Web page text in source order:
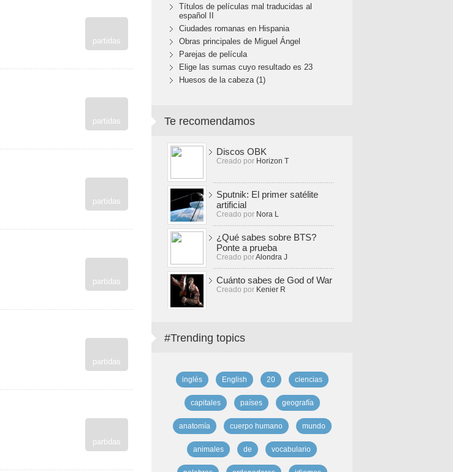
partidas
partidas
partidas
partidas
partidas
partidas
Títulos de películas mal traducidas al
español II
Ciudades romanas en Hispania
Obras principales de Miguel Ángel
Parejas de película
Elige las sumas cuyo resultado es 23
Huesos de la cabeza (1)
Te recomendamos
Discos OBK
Creado por Horizon T
Sputnik: El primer satélite
artificial
Creado por Nora L
¿Qué sabes sobre BTS?
Ponte a prueba
Creado porAlondra J
Cuánto sabes de God of War
Creado por Kenier R
#Trending topics
inglés English 20 ciencias
capitales países geografía
anatomía cuerpo humano mundo
animales de vocabulario